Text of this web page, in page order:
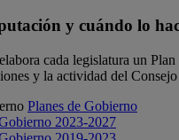
y cuándo lo
cada legislatura un
y la actividad del
Planes de Gobierno
2023-2027